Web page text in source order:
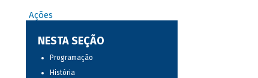
Ações
NESTA SEÇÃO
Programação
História